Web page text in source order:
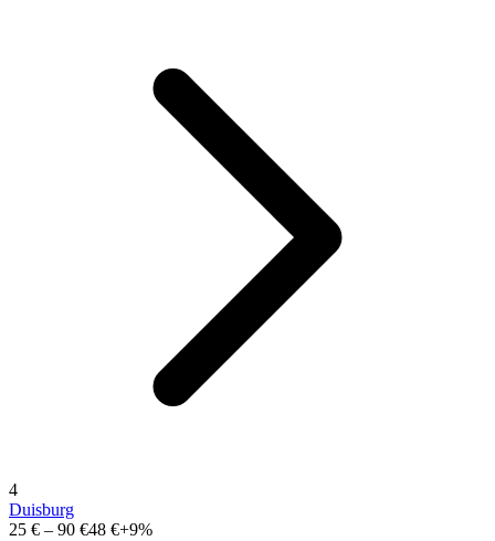
4
Duisburg
25 € – 90 €48 €+9%